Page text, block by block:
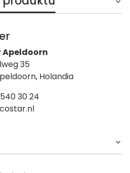
Apeldoorn
35
Holandia
30 24